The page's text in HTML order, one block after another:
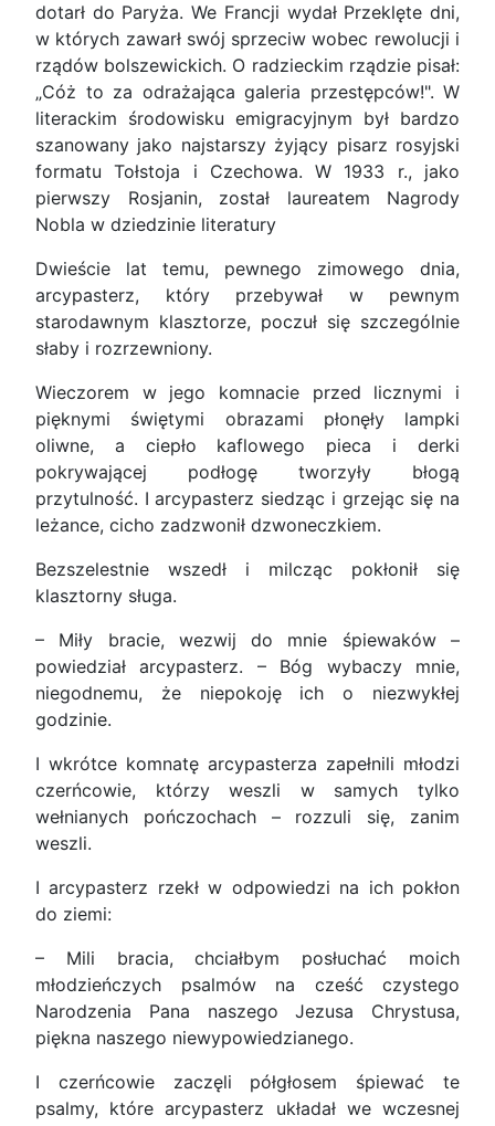
dotarł do Paryża. We Francji wydał Przeklęte dni,
w których zawarł swój sprzeciw wobec rewolucji i
rządów bolszewickich. O radzieckim rządzie pisał:
„Cóż to za odrażająca galeria przestępców!". W
literackim środowisku emigracyjnym był bardzo
szanowany jako najstarszy żyjący pisarz rosyjski
formatu Tołstoja i Czechowa. W 1933 r., jako
pierwszy Rosjanin, został laureatem Nagrody
Nobla w dziedzinie literatury
Dwieście lat temu, pewnego zimowego dnia,
arcypasterz, który przebywał w pewnym
starodawnym klasztorze, poczuł się szczególnie
słaby i rozrzewniony.
Wieczorem w jego komnacie przed licznymi i
pięknymi świętymi obrazami płonęły lampki
oliwne, a ciepło kaflowego pieca i derki
pokrywającej podłogę tworzyły błogą
przytulność. I arcypasterz siedząc i grzejąc się na
leżance, cicho zadzwonił dzwoneczkiem.
Bezszelestnie wszedł i milcząc pokłonił się
klasztorny sługa.
– Miły bracie, wezwij do mnie śpiewaków –
powiedział arcypasterz. – Bóg wybaczy mnie,
niegodnemu, że niepokoję ich o niezwykłej
godzinie.
I wkrótce komnatę arcypasterza zapełnili młodzi
czerńcowie, którzy weszli w samych tylko
wełnianych pończochach – rozzuli się, zanim
weszli.
I arcypasterz rzekł w odpowiedzi na ich pokłon
do ziemi:
– Mili bracia, chciałbym posłuchać moich
młodzieńczych psalmów na cześć czystego
Narodzenia Pana naszego Jezusa Chrystusa,
piękna naszego niewypowiedzianego.
I czerńcowie zaczęli półgłosem śpiewać te
psalmy, które arcypasterz układał we wczesnej